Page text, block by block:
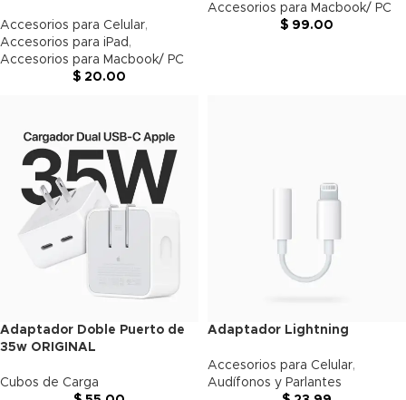
Accesorios para Celular,
Accesorios para iPad ,
Accesorios para Macbook/ PC
$ 20.00
Accesorios para Macbook/ PC
$ 99.00
Adaptador Doble Puerto de
35w ORIGINAL
Cubos de Carga
Adaptador Lightning
Accesorios para Celular,
Audífonos y Parlantes